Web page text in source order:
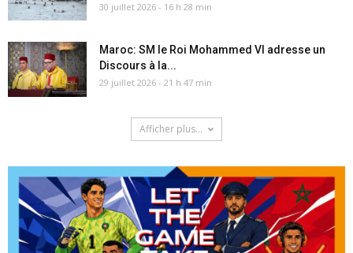
30 juillet 2026 - 16 h 28 min
Maroc: SM le Roi Mohammed VI adresse un
Discours à la...
29 juillet 2026 - 21 h 47 min
Afficher plus...